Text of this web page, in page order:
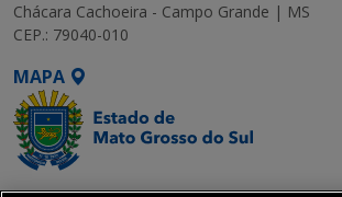
Chácara Cachoeira - Campo Grande | MS
CEP.: 79040-010
MAPA